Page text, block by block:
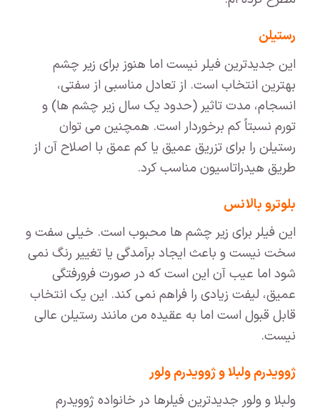
رستیلن
این جدیدترین فیلر نیست اما هنوز برای زیر چشم
بهترین انتخاب است. از تعادل مناسبی از سفتی،
انسجام، مدت تاثیر (حدود یک سال زیر چشم ها) و
تورم نسبتاً کم برخوردار است. همچنین می توان
رستیلن را برای تزریق عمیق یا کم عمق با اصلاح آن از
طریق هیدراتاسیون مناسب کرد.
بلوترو بالانس
این فیلر برای زیر چشم ها محبوب است. خیلی سفت و
سخت نیست و باعث ایجاد برآمدگی یا تغییر رنگ نمی
شود اما عیب آن این است که در صورت فرورفتگی
عمیق، لیفت زیادی را فراهم نمی کند. این یک انتخاب
قابل قبول است اما به عقیده من مانند رستیلن عالی
نیست.
ژوویدرم ولبلا و ژوویدرم ولور
ولبلا و ولور جدیدترین فیلرها در خانواده ژوویدرم